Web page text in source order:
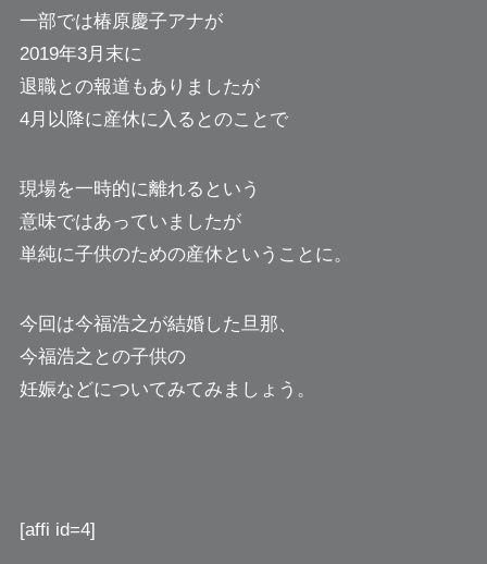
一部では椿原慶子アナが
2019年3月末に
退職との報道もありましたが
4月以降に産休に入るとのことで
現場を一時的に離れるという
意味ではあっていましたが
単純に子供のための産休ということに。
今回は今福浩之が結婚した旦那、
今福浩之との子供の
妊娠などについてみてみましょう。
[affi id=4]